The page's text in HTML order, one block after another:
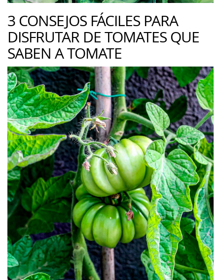
3 CONSEJOS FÁCILES PARA
DISFRUTAR DE TOMATES QUE
SABEN A TOMATE